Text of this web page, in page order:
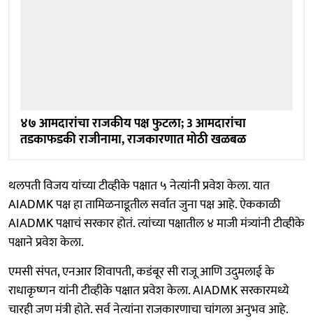
४७ आमदारांचा राजकीय पक्ष फुटला; 3 आमदारांचा
तडकाफडकी राजीनामा, राजकारणात मोठी खळबळ
थलपती विजय यांच्या टीव्हीके पक्षात ५ नेत्यांनी प्रवेश केला. यात
AIADMK पक्ष हा तामिळनाडूतील सर्वात जुना पक्ष आहे. ऐककाळी
AIADMK पक्षाचं सरकार होतं. त्यांच्या पक्षातील ४ माजी मंत्र्यांनी टीव्हीके
पक्षाने प्रवेश केला.
एमसी संपत, एनआर शिवापती, कडंबूर सी राजू आणि उदुमलाई के
राधाकृष्णन यांनी टीव्हीके पक्षात प्रवेश केला. AIADMK सरकारमध्ये
चारही जण मंत्री होते. सर्व नेत्यांना राजकारणाचा चांगला अनुभव आहे.